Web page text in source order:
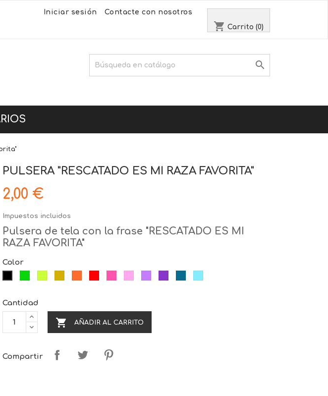
Iniciar sesión Contacte con nosotros
shopping_cart Carrito (0)

PULSERA "RESCATADO ES MI RAZA FAVORITA"
2,00 €
Impuestos incluidos
Pulsera de tela con la frase "RESCATADO ES MI
RAZA FAVORITA"
Color
Cantidad
 AÑADIR AL CARRITO
Compartir